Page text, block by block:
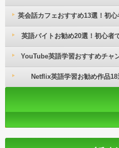
英会話カフェおすすめ13選！初
英語バイトお勧め20選！初心者
YouTube英語学習おすすめチャ
Netflix英語学習お勧め作品